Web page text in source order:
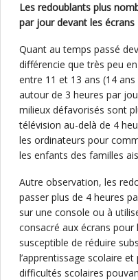
Les redoublants plus
par jour devant les écrans
Quant au temps passé
différencie que très peu
entre 11 et 13 ans (14
autour de 3 heures par
milieux défavorisés sont
télévision au-delà de 4
les ordinateurs pour
les enfants des familles
Autre observation, les
passer plus de 4 heures
sur une console ou à
consacré aux écrans
susceptible de réduire
l’apprentissage scolaire
difficultés scolaires